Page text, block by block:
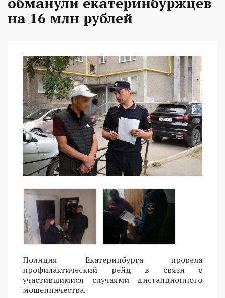
на 16 млн рублей
Полиция Екатеринбурга провела
профилактический рейд в связи с
участившимися случаями дистанционного
мошенничества.